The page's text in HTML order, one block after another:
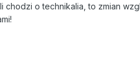
chodzi o technikalia, to zmian